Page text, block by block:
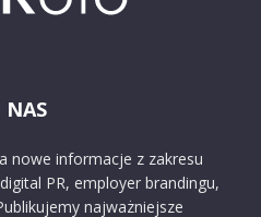
NAS
nowe informacje z zakresu
PR, employer brandingu,
najważniejsze